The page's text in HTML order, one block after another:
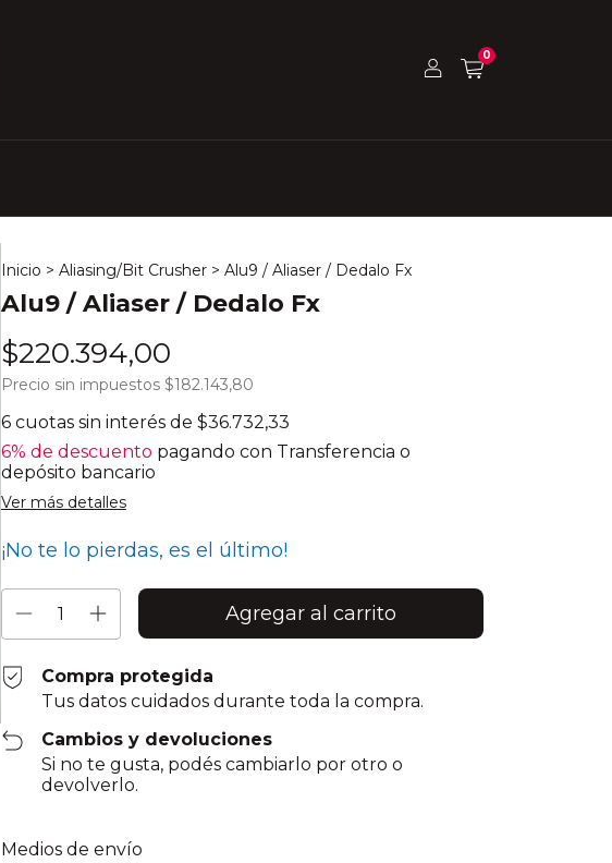
0
Inicio > Aliasing/Bit Crusher > Alu9 / Aliaser / Dedalo Fx
Alu9 / Aliaser / Dedalo Fx
$220.394,00
Precio sin impuestos $182.143,80
6 cuotas sin interés de $36.732,33
6% de descuento pagando con Transferencia o
depósito bancario
Ver más detalles
¡No te lo pierdas, es el último!
Compra protegida
Tus datos cuidados durante toda la compra.
Cambios y devoluciones
Si no te gusta, podés cambiarlo por otro o
devolverlo.
Entregas para el CP:
Medios de envío